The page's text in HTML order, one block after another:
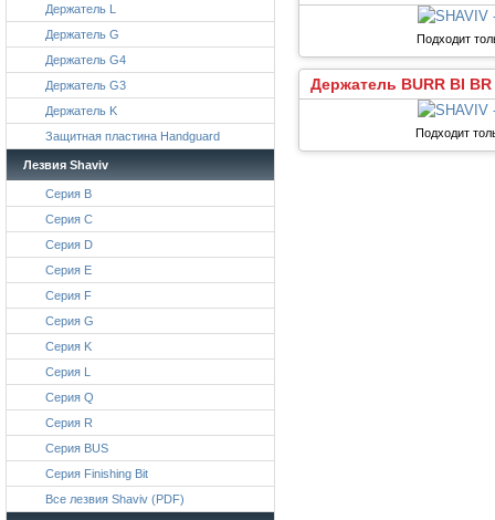
Держатель L
Держатель G
Держатель G4
Держатель G3
Держатель K
Защитная пластина Handguard
Лезвия Shaviv
Серия B
Серия C
Серия D
Серия E
Серия F
Серия G
Серия K
Серия L
Серия Q
Серия R
Серия BUS
Серия Finishing Bit
Все лезвия Shaviv (PDF)
Подходит
Держатель BURR BI BR
Подходит